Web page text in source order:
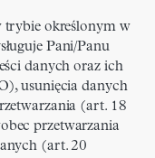
trybie określonym w
Pani/Panu
danych oraz ich
usunięcia danych
(art. 18
przetwarzania
(art. 20